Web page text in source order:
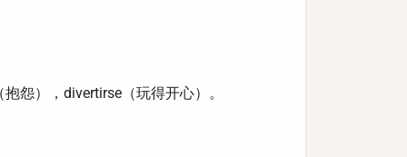
怨），divertirse（玩得开心）。